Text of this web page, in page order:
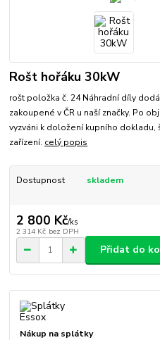
Rošt hořáku 30kW
rošt položka č. 24 Náhradní díly
zakoupené v ČR u naší značky. Po
vyzváni k doložení kupního dokladu,
zařízení. celý popis
Dostupnost skladem
2 800 Kč/ks
2 314 Kč bez DPH
Přidat do
Nákup na splátky